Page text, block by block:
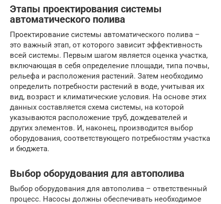
Этапы проектирования системы
автоматического полива
Проектирование системы автоматического полива –
это важный этап, от которого зависит эффективность
всей системы. Первым шагом является оценка участка,
включающая в себя определение площади, типа почвы,
рельефа и расположения растений. Затем необходимо
определить потребности растений в воде, учитывая их
вид, возраст и климатические условия. На основе этих
данных составляется схема системы, на которой
указываются расположение труб, дождевателей и
других элементов. И, наконец, производится выбор
оборудования, соответствующего потребностям участка
и бюджета.
Выбор оборудования для автополива
Выбор оборудования для автополива – ответственный
процесс. Насосы должны обеспечивать необходимое